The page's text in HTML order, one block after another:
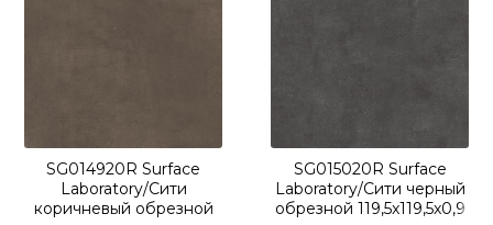
SG014920R Surface
Laboratory/Сити
коричневый обрезной
SG015020R Surface
Laboratory/Сити черный
обрезной 119,5x119,5x0,9